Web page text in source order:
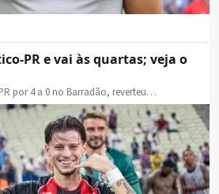
PR e vai às quartas; veja o
por 4 a 0 no Barradão, reverteu…